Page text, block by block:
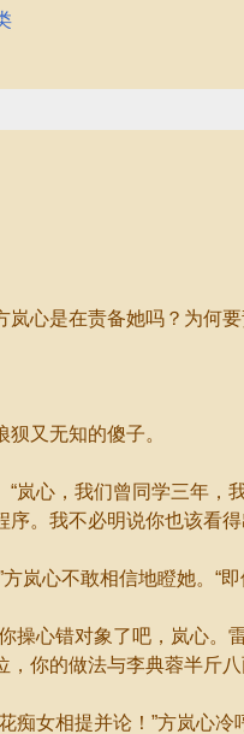
是在责备她吗？为何要
又无知的傻子。
心，我们曾同学三年，
序。我不必明说你也该看
心不敢相信地瞪她。“
心错对象了吧，岚心。
，你的做法与李典蓉半斤八
女相提并论！”方岚心冷